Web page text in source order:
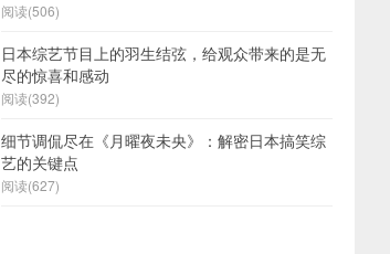
阅读(506)
日本综艺节目上的羽生结弦，给观众带来的是无
尽的惊喜和感动
阅读(392)
细节调侃尽在《月曜夜未央》：解密日本搞笑综
艺的关键点
阅读(627)